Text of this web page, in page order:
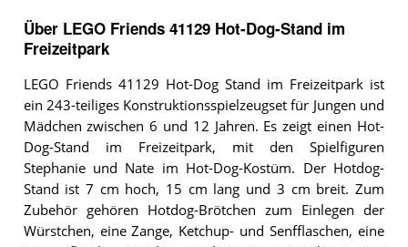
Über LEGO Friends 41129 Hot-Dog-Stand im
Freizeitpark
LEGO Friends 41129 Hot-Dog Stand im Freizeitpark ist
ein 243-teiliges Konstruktionsspielzeugset für Jungen und
Mädchen zwischen 6 und 12 Jahren. Es zeigt einen Hot-
Dog-Stand im Freizeitpark, mit den Spielfiguren
Stephanie und Nate im Hot-Dog-Kostüm. Der Hotdog-
Stand ist 7 cm hoch, 15 cm lang und 3 cm breit. Zum
Zubehör gehören Hotdog-Brötchen zum Einlegen der
Würstchen, eine Zange, Ketchup- und Senfflaschen, eine